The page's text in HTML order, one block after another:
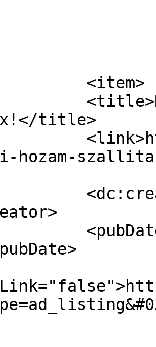
title>
hozam-